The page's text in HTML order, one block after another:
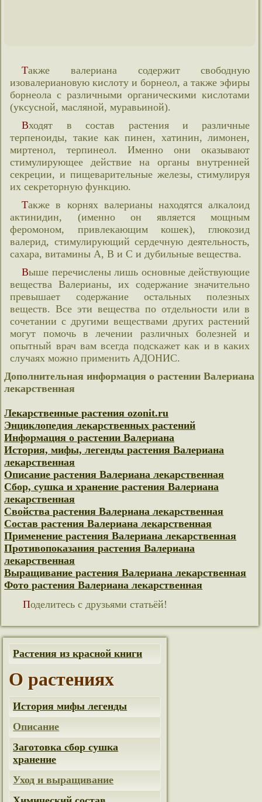
Также валериана содержит свободную
изовалериановую кислоту и борнеол, а также эфиры
борнеола с различными органическими кислотами
(уксусной, масляной, муравьиной).
Входят в состав растения и различные
терпеноиды, такие как пинен, хатинин, лимонен,
миртенол, терпинеол. Именно они оказывают
стимулирующее действие на органы внутренней
секреции, и пищеварительные железы, стимулируя
их секреторную функцию.
Также в корнях валерианы находятся алкалоид
актинидин, (именно он является мощным
феромоном, привлекающим кошек), глюкозид
валерид, стимулирующий сердечную деятельность,
сахара, витамины А, В и С и дубильные вещества.
Выше перечислены лишь основные действующие
вещества Валерианы, их содержание значительно
превышает содержание остальных полезных
веществ. Все эти вещества по отдельности или в
сочетании с другими веществами других растений
могут помочь в лечении различных болезней и
опытный врач вам всегда подскажет как и в каких
случаях можно применить АДОНИС.
Дополнительная информация о растении Валериана
лекарственная
Лекарственные растения ozonit.ru
Энциклопедия лекарственных растений
Информация о растении Валериана
История, мифы, легенды растения Валериана
лекарственная
Описание растения Валериана лекарственная
Сбор, сушка и хранение растения Валериана
лекарственная
Свойства растения Валериана лекарственная
Состав растения Валериана лекарственная
Применение растения Валериана лекарственная
Противопоказания растения Валериана
лекарственная
Выращивание растения Валериана лекарственная
Фото растения Валериана лекарственная
Поделитесь с друзьями статьёй!
Растения из красной книги
О растениях
История мифы легенды
Описание
Заготовка сбор сушка
хранение
Уход и выращивание